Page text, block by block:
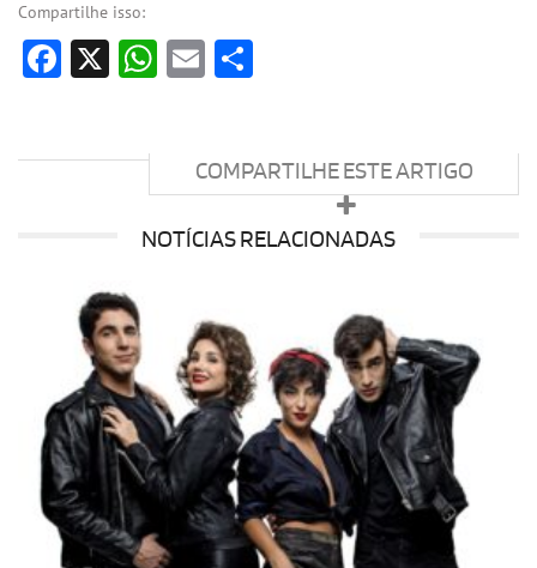
Compartilhe isso:
Facebook
X WhatsApp
Email
COMPARTILHE ESTE ARTIGO
NOTÍCIAS RELACIONADAS